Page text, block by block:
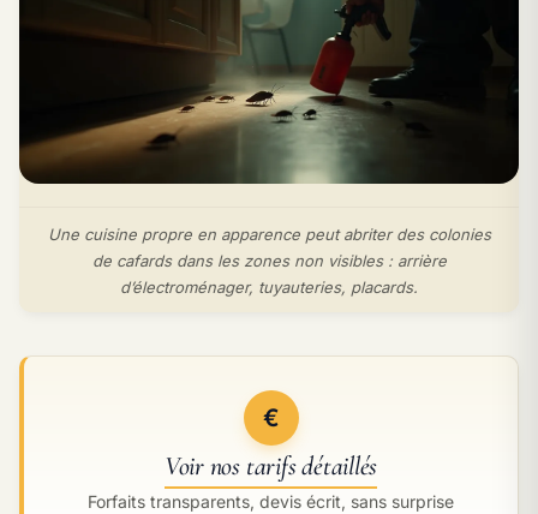
Une cuisine propre en apparence peut abriter des colonies
de cafards dans les zones non visibles : arrière
d’électroménager, tuyauteries, placards.
€
Voir nos tarifs détaillés
Forfaits transparents, devis écrit, sans surprise